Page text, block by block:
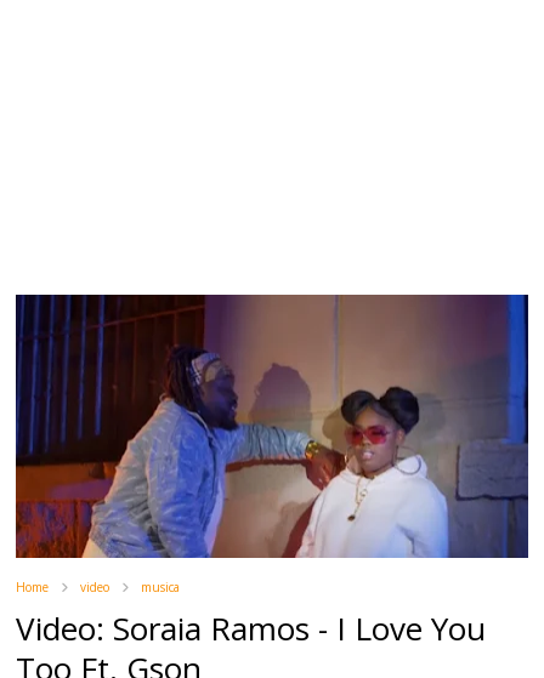
Home video musica
Video: Soraia Ramos - I Love You
Too Ft. Gson